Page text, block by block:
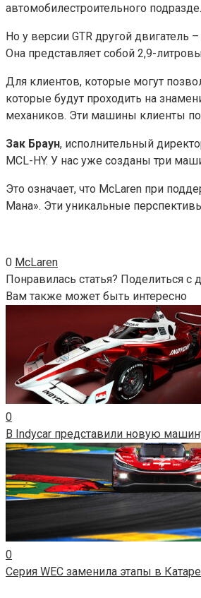
автомобилестроительного
Но у версии GTR другой двигатель
Она представляет собой 2,9-
Для клиентов, которые могут
которые будут проходить на
механиков. Эти машины клиенты
Зак Браун, исполнительный
MCL-HY. У нас уже созданы три
Это означает, что McLaren при
Мана». Эти уникальные
0 McLaren
Понравилась статья? Поделиться с
Вам также может быть интересно
0
В Indycar представили новую
0
Серия WEC заменила этапы в